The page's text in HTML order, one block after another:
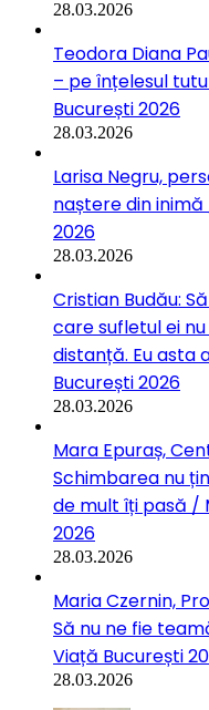
28.03.2026
Teodora Diana
– pe înțelesul
București 2026
28.03.2026
Larisa Negru,
naștere din
2026
28.03.2026
Cristian Budău:
care sufletul ei
distanță. Eu asta
București 2026
28.03.2026
Mara Epuraș,
Schimbarea nu
de mult îți pasă /
2026
28.03.2026
Maria Czernin,
Să nu ne fie
Viață București
28.03.2026